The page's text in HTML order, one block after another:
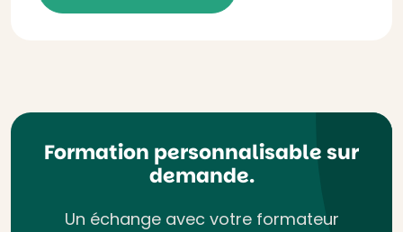
Formation personnalisable sur
demande.
Un échange avec votre formateur